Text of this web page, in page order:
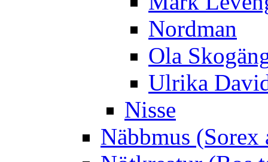
Nordman
Ola
Ulrika
Nisse
Näbbmus (Sorex